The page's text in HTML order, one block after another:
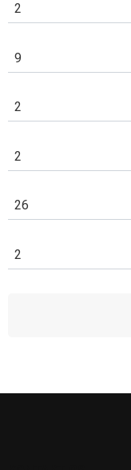
2
9
2
2
26
2